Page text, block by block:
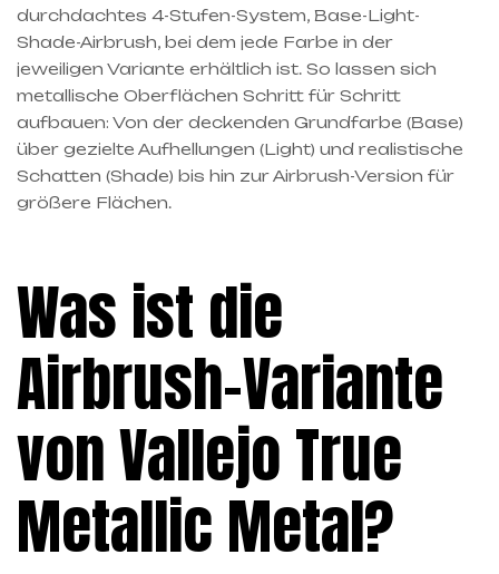
durchdachtes 4-Stufen-System, Base-Light-
Shade-Airbrush, bei dem jede Farbe in der
jeweiligen Variante erhältlich ist. So lassen sich
metallische Oberflächen Schritt für Schritt
aufbauen: Von der deckenden Grundfarbe (Base)
über gezielte Aufhellungen (Light) und realistische
Schatten (Shade) bis hin zur Airbrush-Version für
größere Flächen.
Was ist die
Airbrush-Variante
von Vallejo True
Metallic Metal?